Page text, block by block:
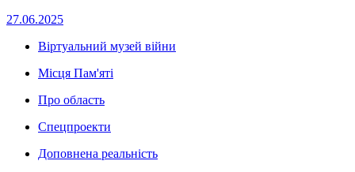
27.06.2025
Віртуальний музей війни
Місця Пам'яті
Про область
Спецпроекти
Доповнена реальність